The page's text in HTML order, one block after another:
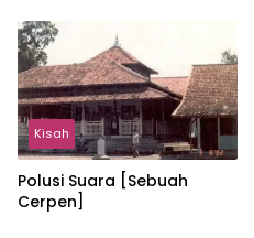
Kisah
Polusi Suara [Sebuah
Cerpen]